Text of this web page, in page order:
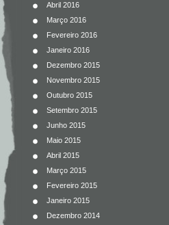
Abril 2016
Março 2016
Fevereiro 2016
Janeiro 2016
Dezembro 2015
Novembro 2015
Outubro 2015
Setembro 2015
Junho 2015
Maio 2015
Abril 2015
Março 2015
Fevereiro 2015
Janeiro 2015
Dezembro 2014